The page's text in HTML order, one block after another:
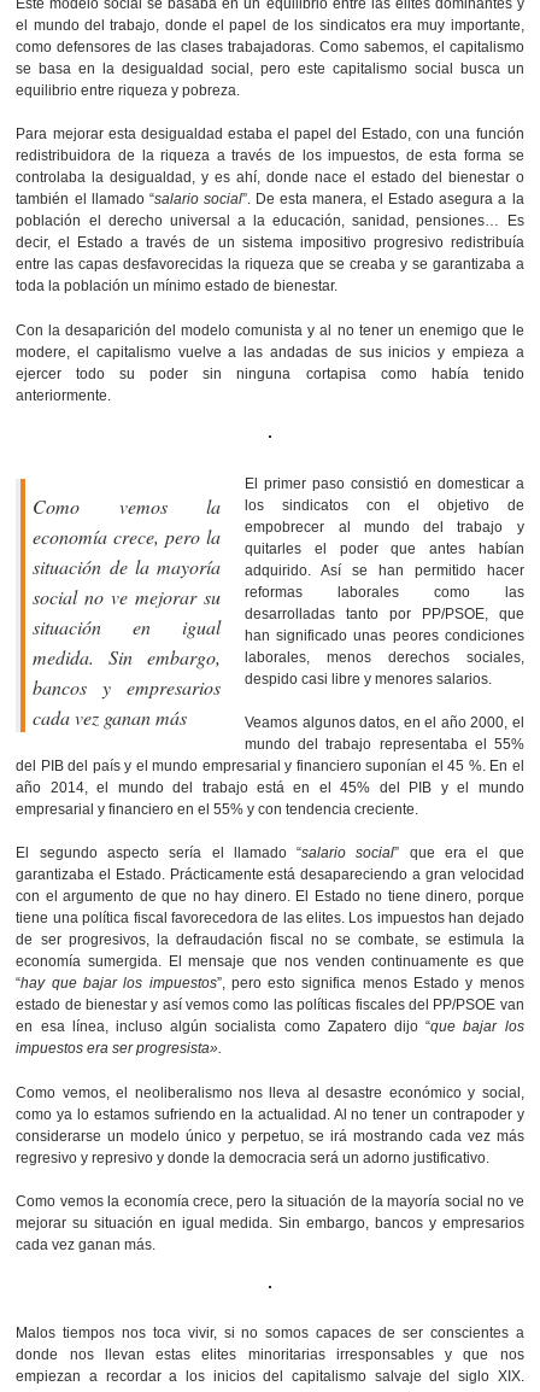
el mundo del trabajo, donde el papel de los sindicatos era muy importante,
como defensores de las clases trabajadoras. Como sabemos, el capitalismo
se basa en la desigualdad social, pero este capitalismo social busca un
equilibrio entre riqueza y pobreza.
Para mejorar esta desigualdad estaba el papel del Estado, con una función
redistribuidora de la riqueza a través de los impuestos, de esta forma se
controlaba la desigualdad, y es ahí, donde nace el estado del bienestar o
también el llamado “salario social”. De esta manera, el Estado asegura a la
población el derecho universal a la educación, sanidad, pensiones… Es
decir, el Estado a través de un sistema impositivo progresivo redistribuía
entre las capas desfavorecidas la riqueza que se creaba y se garantizaba a
toda la población un mínimo estado de bienestar.
Con la desaparición del modelo comunista y al no tener un enemigo que le
modere, el capitalismo vuelve a las andadas de sus inicios y empieza a
ejercer todo su poder sin ninguna cortapisa como había tenido
anteriormente.
Como vemos la
economía crece, pero la
situación de la mayoría
social no ve mejorar su
situación en igual
medida. Sin embargo,
bancos y empresarios
cada vez ganan más
El primer paso consistió en domesticar a
los sindicatos con el objetivo de
empobrecer al mundo del trabajo y
quitarles el poder que antes habían
adquirido. Así se han permitido hacer
reformas laborales como las
desarrolladas tanto por PP/PSOE, que
han significado unas peores condiciones
laborales, menos derechos sociales,
despido casi libre y menores salarios.
Veamos algunos datos, en el año 2000, el
mundo del trabajo representaba el 55%
del PIB del país y el mundo empresarial y financiero suponían el 45 %. En el
año 2014, el mundo del trabajo está en el 45% del PIB y el mundo
empresarial y financiero en el 55% y con tendencia creciente.
El segundo aspecto sería el llamado “salario social” que era el que
garantizaba el Estado. Prácticamente está desapareciendo a gran velocidad
con el argumento de que no hay dinero. El Estado no tiene dinero, porque
tiene una política fiscal favorecedora de las elites. Los impuestos han dejado
de ser progresivos, la defraudación fiscal no se combate, se estimula la
economía sumergida. El mensaje que nos venden continuamente es que
“hay que bajar los impuestos”, pero esto significa menos Estado y menos
estado de bienestar y así vemos como las políticas fiscales del PP/PSOE van
en esa línea, incluso algún socialista como Zapatero dijo “que bajar los
impuestos era ser progresista».
Como vemos, el neoliberalismo nos lleva al desastre económico y social,
como ya lo estamos sufriendo en la actualidad. Al no tener un contrapoder y
considerarse un modelo único y perpetuo, se irá mostrando cada vez más
regresivo y represivo y donde la democracia será un adorno justificativo.
Como vemos la economía crece, pero la situación de la mayoría social no ve
mejorar su situación en igual medida. Sin embargo, bancos y empresarios
cada vez ganan más.
Malos tiempos nos toca vivir, si no somos capaces de ser conscientes a
donde nos llevan estas elites minoritarias irresponsables y que nos
empiezan a recordar a los inicios del capitalismo salvaje del siglo XIX.